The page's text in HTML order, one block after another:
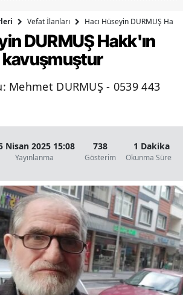
Bingöl
Bitlis
Bolu
Çanakkale
Çankırı
Çorum
Denizli
Diyarbakır
Edirne
Vefat İlanları Hacı Hüseyin DURMUŞ
DURMUŞ Hakk'ın
Mehmet DURMUŞ - 0539 443
Nisan 2025 15:08
Yayınlanma
738
Gösterim
1 Dakika
Okunma Süresi